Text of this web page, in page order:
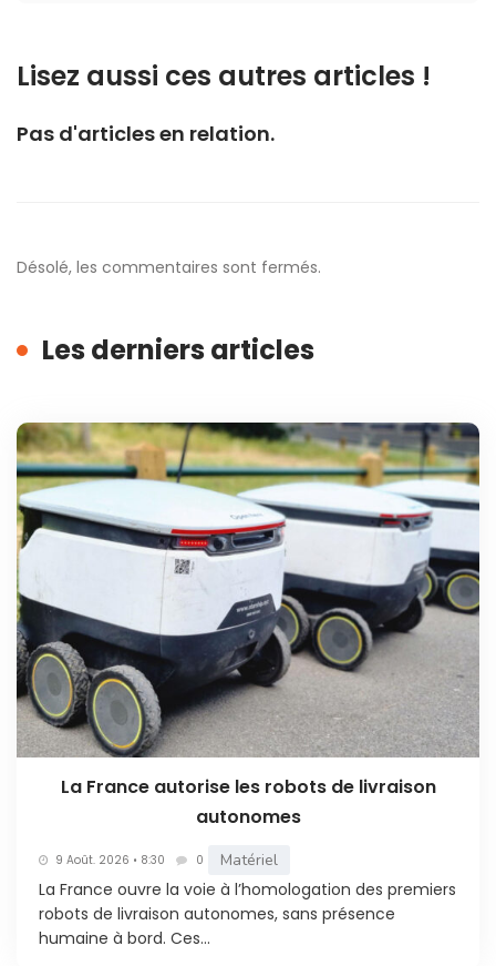
Lisez aussi ces autres articles !
Pas d'articles en relation.
Désolé, les commentaires sont fermés.
Les derniers articles
La France autorise les robots de livraison
autonomes
9 Août. 2026 • 8:30 0 Matériel
La France ouvre la voie à l’homologation des premiers
robots de livraison autonomes, sans présence
humaine à bord. Ces...